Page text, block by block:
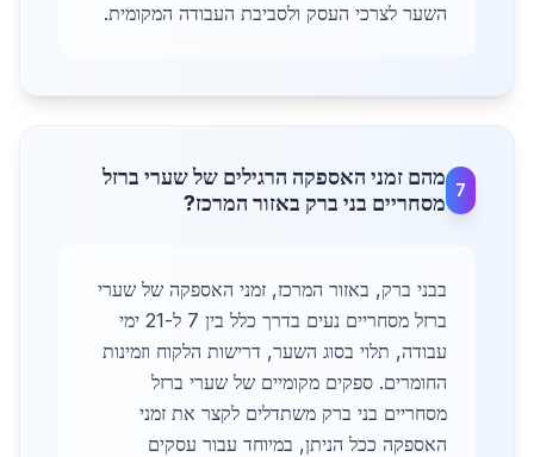
השער לצרכי העסק ולסביבת העבודה המקומית.
7
מהם זמני האספקה הרגילים של שערי ברזל
מסחריים בני ברק באזור המרכז?
בבני ברק, באזור המרכז, זמני האספקה של שערי
ברזל מסחריים נעים בדרך כלל בין 7 ל-21 ימי
עבודה, תלוי בסוג השער, דרישות הלקוח וזמינות
החומרים. ספקים מקומיים של שערי ברזל
מסחריים בני ברק משתדלים לקצר את זמני
האספקה ככל הניתן, במיוחד עבור עסקים